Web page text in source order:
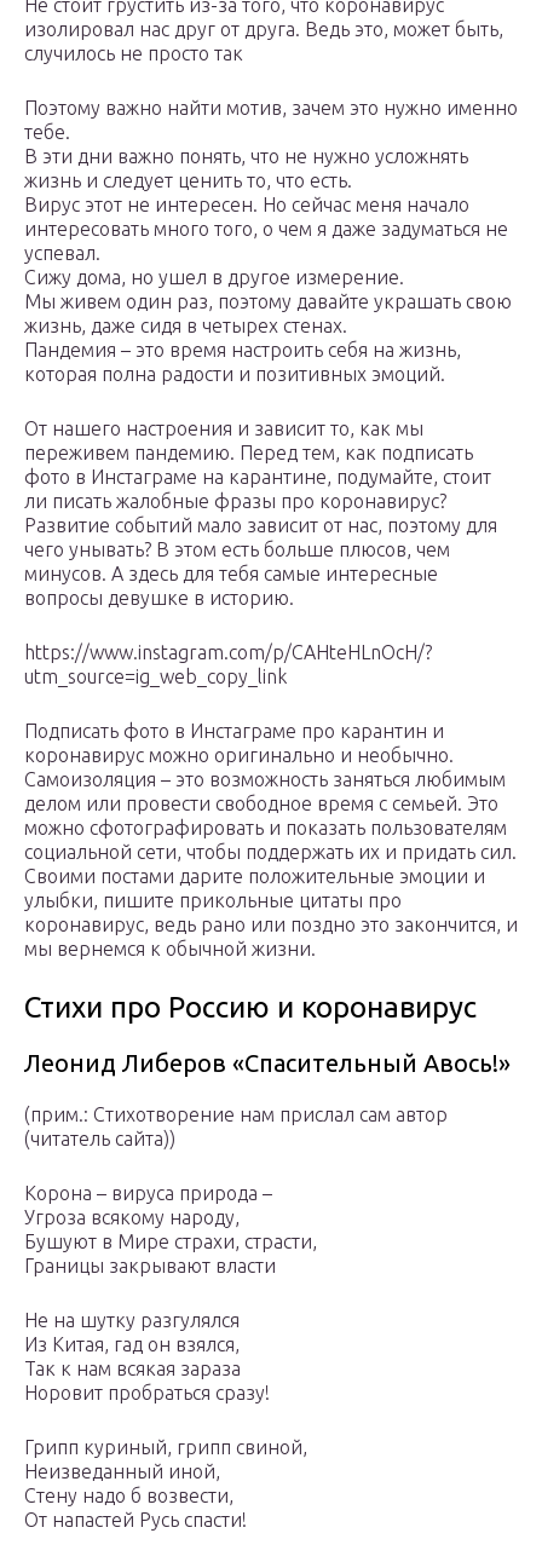
Не стоит грустить из-за того, что коронавирус
изолировал нас друг от друга. Ведь это, может быть,
случилось не просто так
Поэтому важно найти мотив, зачем это нужно именно
тебе.
В эти дни важно понять, что не нужно усложнять
жизнь и следует ценить то, что есть.
Вирус этот не интересен. Но сейчас меня начало
интересовать много того, о чем я даже задуматься не
успевал.
Сижу дома, но ушел в другое измерение.
Мы живем один раз, поэтому давайте украшать свою
жизнь, даже сидя в четырех стенах.
Пандемия – это время настроить себя на жизнь,
которая полна радости и позитивных эмоций.
От нашего настроения и зависит то, как мы
переживем пандемию. Перед тем, как подписать
фото в Инстаграме на карантине, подумайте, стоит
ли писать жалобные фразы про коронавирус?
Развитие событий мало зависит от нас, поэтому для
чего унывать? В этом есть больше плюсов, чем
минусов. А здесь для тебя самые интересные
вопросы девушке в историю.
https://www.instagram.com/p/CAHteHLnOcH/?
utm_source=ig_web_copy_link
Подписать фото в Инстаграме про карантин и
коронавирус можно оригинально и необычно.
Самоизоляция – это возможность заняться любимым
делом или провести свободное время с семьей. Это
можно сфотографировать и показать пользователям
социальной сети, чтобы поддержать их и придать сил.
Своими постами дарите положительные эмоции и
улыбки, пишите прикольные цитаты про
коронавирус, ведь рано или поздно это закончится, и
мы вернемся к обычной жизни.
Стихи про Россию и коронавирус
Леонид Либеров «Спасительный Авось!»
(прим.: Стихотворение нам прислал сам автор
(читатель сайта))
Корона – вируса природа –
Угроза всякому народу,
Бушуют в Мире страхи, страсти,
Границы закрывают власти
Не на шутку разгулялся
Из Китая, гад он взялся,
Так к нам всякая зараза
Норовит пробраться сразу!
Грипп куриный, грипп свиной,
Неизведанный иной,
Стену надо б возвести,
От напастей Русь спасти!